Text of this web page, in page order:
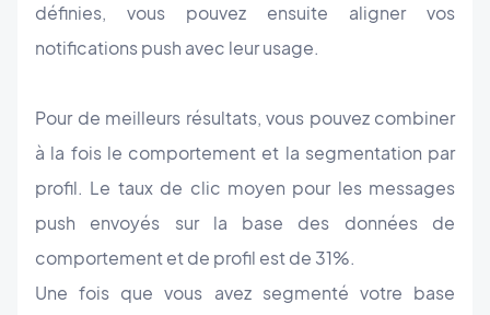
définies, vous pouvez ensuite aligner vos
notifications push avec leur usage.
Pour de meilleurs résultats, vous pouvez combiner
à la fois le comportement et la segmentation par
profil. Le taux de clic moyen pour les messages
push envoyés sur la base des données de
comportement et de profil est de 31%.
Une fois que vous avez segmenté votre base